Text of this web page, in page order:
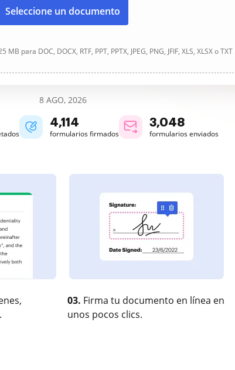
Seleccione un documento
para DOC, DOCX, RTF, PPT, PPTX, JPEG, PNG, JFIF, XLS, XLSX o TXT
8 AGO, 2026
4,114
formularios firmados
3,048
formularios enviados
03. Firma tu documento en línea en
unos pocos clics.